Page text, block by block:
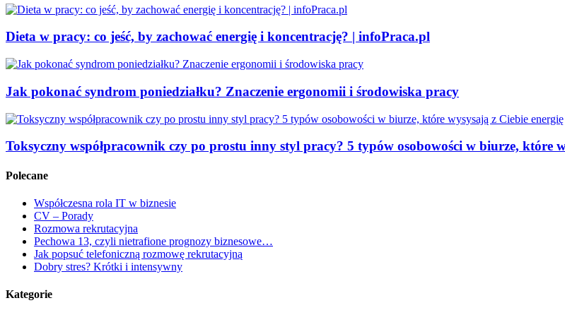
Dieta w pracy: co jeść, by zachować energię i koncentrację? | infoPraca.pl
Jak pokonać syndrom poniedziałku? Znaczenie ergonomii i środowiska pracy
Toksyczny współpracownik czy po prostu inny styl pracy? 5 typów osobowości w biurze, które
Polecane
Współczesna rola IT w biznesie
CV – Porady
Rozmowa rekrutacyjna
Pechowa 13, czyli nietrafione prognozy biznesowe…
Jak popsuć telefoniczną rozmowę rekrutacyjną
Dobry stres? Krótki i intensywny
Kategorie